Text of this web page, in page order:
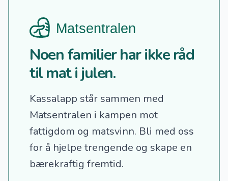
Noen familier har ikke råd
til mat i julen.
Kassalapp står sammen med
Matsentralen i kampen mot
fattigdom og matsvinn. Bli med oss
for å hjelpe trengende og skape en
bærekraftig fremtid.